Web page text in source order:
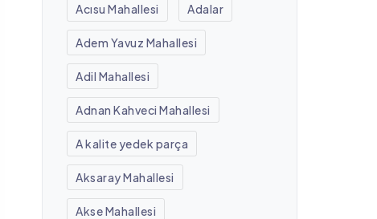
Acısu Mahallesi Adalar
Adem Yavuz Mahallesi
Adil Mahallesi
Adnan Kahveci Mahallesi
A kalite yedek parça
Aksaray Mahallesi
Akse Mahallesi